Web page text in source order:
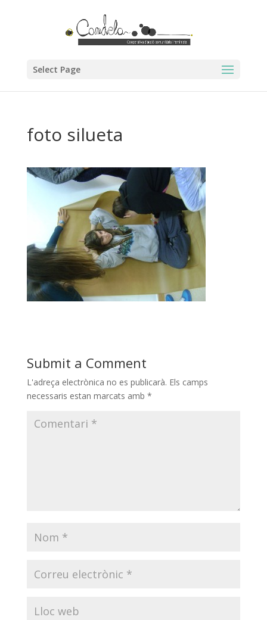
Select Page
foto silueta
Submit a Comment
L'adreça electrònica no es publicarà. Els camps
necessaris estan marcats amb *